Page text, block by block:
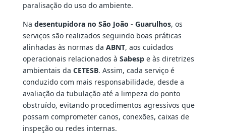
paralisação do uso do ambiente.
Na desentupidora no São João - Guarulhos, os
serviços são realizados seguindo boas práticas
alinhadas às normas da ABNT, aos cuidados
operacionais relacionados à Sabespe às diretrizes
ambientais da CETESB. Assim, cada serviço é
conduzido com mais responsabilidade, desde a
avaliação da tubulação até a limpeza do ponto
obstruído, evitando procedimentos agressivos que
possam comprometer canos, conexões, caixas de
inspeção ou redes internas.